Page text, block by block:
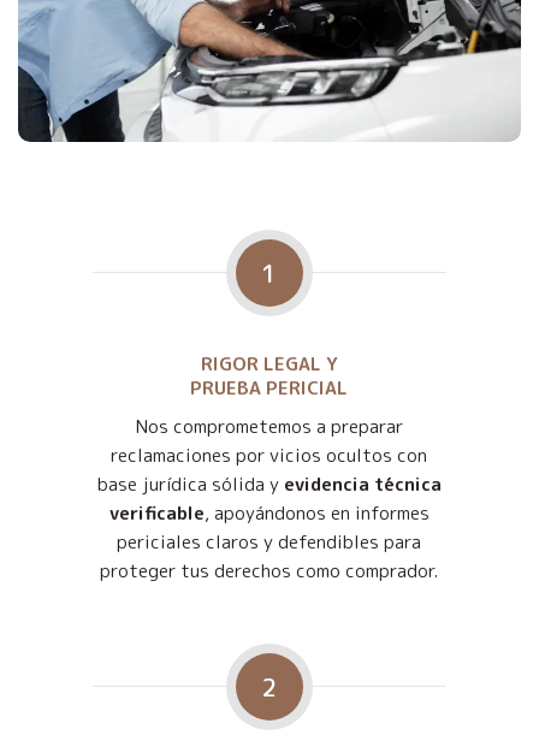
1
RIGOR LEGAL Y
PRUEBA PERICIAL
Nos comprometemos a preparar
reclamaciones por vicios ocultos con
base jurídica sólida y evidencia técnica
verificable, apoyándonos en informes
periciales claros y defendibles para
proteger tus derechos como comprador.
2